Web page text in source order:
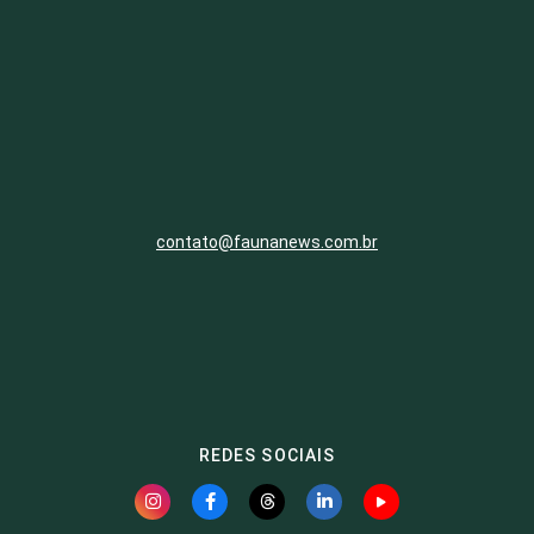
contato@faunanews.com.br
REDES SOCIAIS